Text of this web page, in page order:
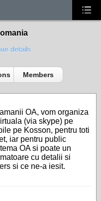
details
Members
OA, vom organiza
(via skype) pe
pe Kosson, pentru toti
iar pentru public
OA si poate un
cu detalii si
si ce ne-a iesit.